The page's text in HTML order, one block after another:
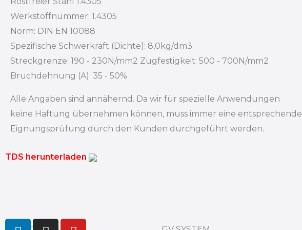
Werkstoffnummer: 1.4305
Norm: DIN EN 10088
Spezifische Schwerkraft (Dichte): 8,0kg/dm3
Streckgrenze: 190 - 230N/mm2 Zugfestigkeit: 500 - 700N/mm2
Bruchdehnung (A): 35 - 50%
Alle Angaben sind annähernd. Da wir für spezielle Anwendungen
keine Haftung übernehmen können, muss immer eine entsprechende
Eignungsprüfung durch den Kunden durchgeführt werden.
TDS herunterladen
L
I
Y